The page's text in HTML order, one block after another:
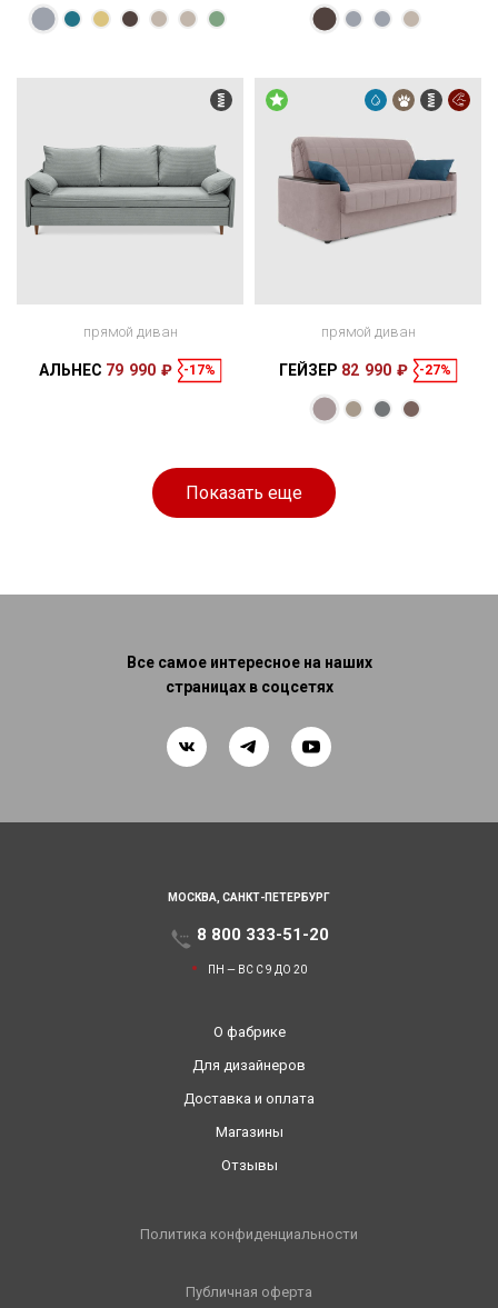
Размеры
205 × 100 × 92
место
205 × 160 см
Размеры
160 × 100 × 96
место
200 × 140 см
место
200 × 140 см
прямой диван
АЛЬНЕС 79 990 ₽ -17%
Размеры
220 × 100 × 90
прямой диван
ГЕЙЗЕР 82 990 ₽ -27%
Показать еще
Все самое интересное на наших
страницах в соцсетях
МОСКВА, САНКТ-ПЕТЕРБУРГ
8 800 333-51-20
ПН — ВС С 9 ДО 20
О фабрике
Для дизайнеров
Доставка и оплата
Магазины
Отзывы
Политика конфиденциальности
Публичная оферта